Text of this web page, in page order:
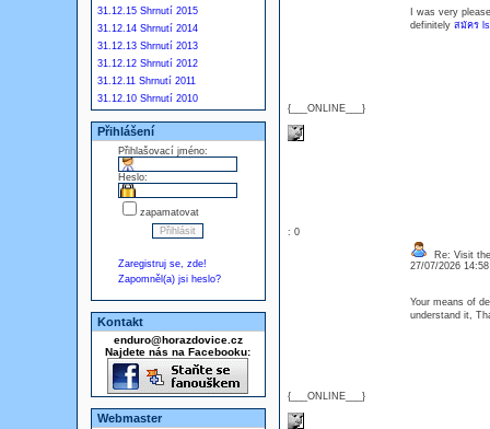
31.12.15 Shrnutí 2015
31.12.14 Shrnutí 2014
31.12.13 Shrnutí 2013
31.12.12 Shrnutí 2012
31.12.11 Shrnutí 2011
31.12.10 Shrnutí 2010
Přihlášení
Přihlašovací jméno:
Heslo:
zapamatovat
Zaregistruj se, zde!
Zapomněl(a) jsi heslo?
Kontakt
enduro@horazdovice.cz
Najdete nás na Facebooku:
Webmaster
{___ONLINE___}
I was very
definitely สมัคร
: 0
{___ONLINE___}
Re: Visit
27/07/2026
Your means of
understand it,